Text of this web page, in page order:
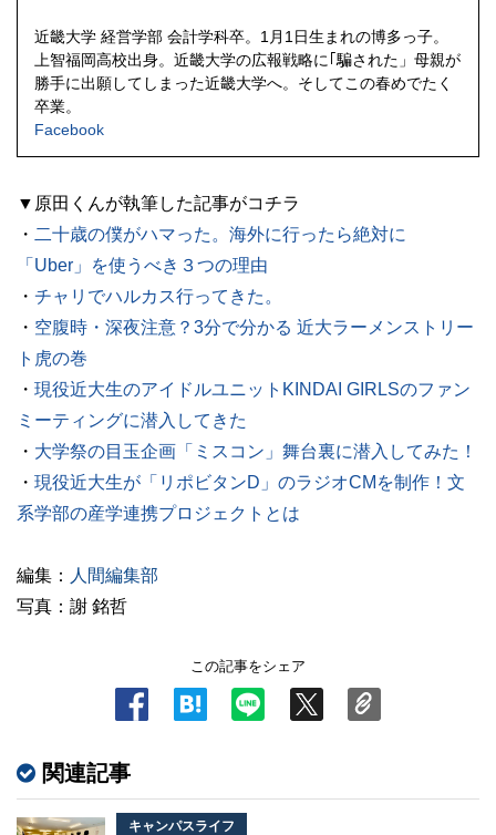
近畿大学 経営学部 会計学科卒。1月1日生まれの博多っ子。
上智福岡高校出身。近畿大学の広報戦略に｢騙された」母親が
勝手に出願してしまった近畿大学へ。そしてこの春めでたく
卒業。
Facebook
▼原田くんが執筆した記事がコチラ
・ 二十歳の僕がハマった。海外に行ったら絶対に
「Uber」を使うべき３つの理由
・ チャリでハルカス行ってきた。
・ 空腹時・深夜注意？3分で分かる 近大ラーメンストリー
ト虎の巻
・ 現役近大生のアイドルユニットKINDAI GIRLSのファン
ミーティングに潜入してきた
・ 大学祭の目玉企画「ミスコン」舞台裏に潜入してみた！
・ 現役近大生が「リポビタンD」のラジオCMを制作！文
系学部の産学連携プロジェクトとは
編集： 人間編集部
写真：謝 銘哲
この記事をシェア
関連記事
キャンパスライフ